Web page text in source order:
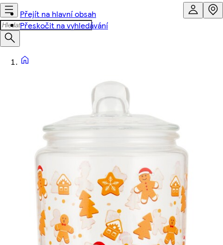
Přejít na hlavní obsah
Přeskočit na vyhledávání